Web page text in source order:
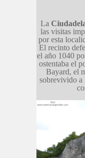
La
las visitas
por esta
El recinto
el año 1040
ostentaba el
Bayard, el
sobrevivido a